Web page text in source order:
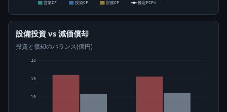
営業CF
投資CF 財務CF 推定FCF⊙
設備投資 vs 減価償却
投資と償却のバランス(億円)
10
15
20